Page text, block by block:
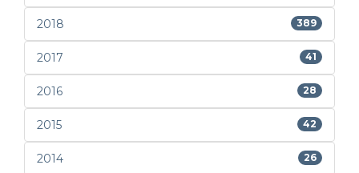
2018 389
2017 41
2016 28
2015 42
2014 26